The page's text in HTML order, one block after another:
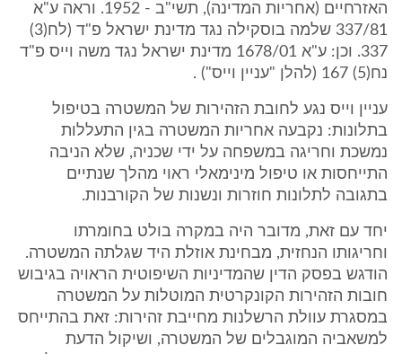
האזרחיים (אחריות המדינה), תשי"ב - 1952. וראה ע"א
337/81 שלמה בוסקילה נגד מדינת ישראל פ"ד (לח(3)
337. וכן: ע"א 1678/01 מדינת ישראל נגד משה וייס פ"ד
נח(5) 167 (להלן "עניין וייס") .
עניין וייס נגע לחובת הזהירות של המשטרה בטיפול
בתלונות: נקבעה אחריות המשטרה בגין התעללות
נמשכת וחריגה במשפחה על ידי שכניה, שלא הניבה
התייחסות או טיפול מינימאלי ראוי מהלך שנתיים
בתגובה לתלונות חוזרות ונשנות של הקורבנות.
יחד עם זאת, מדובר היה במקרה בולט בחומרתו
וחריגותו הנחזית, מבחינת אוזלת היד שגלתה המשטרה.
הודגש בפסק הדין שהמדיניות השיפוטית הראויה בגיבוש
חובות הזהירות הקונקרטית המוטלות על המשטרה
במסגרת עוולת הרשלנות מחייבת זהירות: זאת בהתייחס
למשאביה המוגבלים של המשטרה, ושיקול הדעת